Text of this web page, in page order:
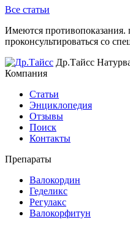
Все статьи
Имеются противопоказания.
проконсультироваться со
Др.Тайсс
Компания
Статьи
Энциклопедия
Отзывы
Поиск
Контакты
Препараты
Валокордин
Геделикс
Регулакс
Валокорфитун